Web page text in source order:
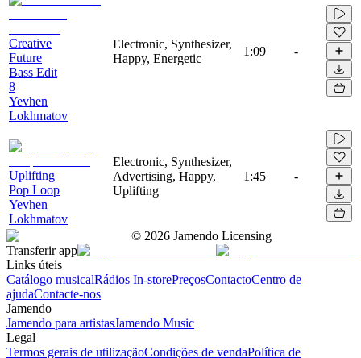
Creative
Future
Bass Edit
8
Yevhen
Lokhmatov
Electronic, Synthesizer,
Happy, Energetic
1:09 -
Uplifting
Pop Loop
Yevhen
Lokhmatov
Electronic, Synthesizer,
Advertising, Happy,
Uplifting
1:45 -
© 2026 Jamendo Licensing
Transferir app
Links úteis
Catálogo musicalRádios In-storePreçosContactoCentro de
ajudaContacte-nos
Jamendo
Jamendo para artistasJamendo Music
Legal
Termos gerais de utilizaçãoCondições de vendaPolítica de